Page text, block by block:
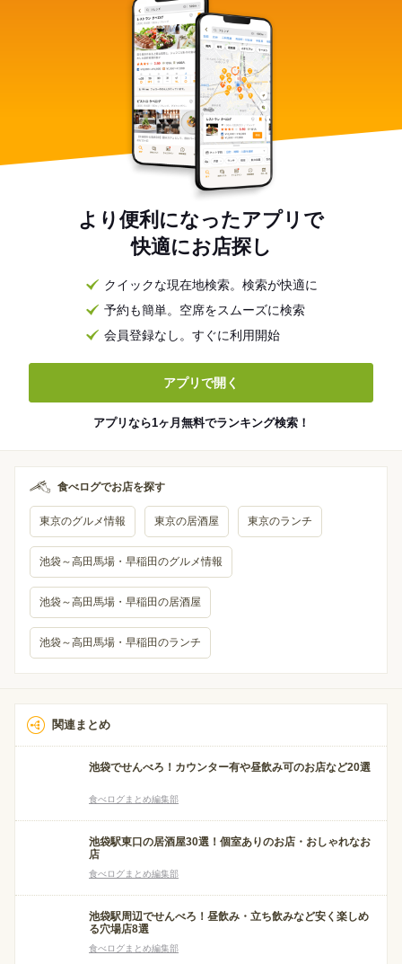
より便利になったアプリで
快適にお店探し
クイックな現在地検索。検索が快適に
予約も簡単。空席をスムーズに検索
会員登録なし。すぐに利用開始
アプリで開く
アプリなら1ヶ月無料でランキング検索！
食べログでお店を探す
東京のグルメ情報 東京の居酒屋 東京のランチ
池袋～高田馬場・早稲田のグルメ情報
池袋～高田馬場・早稲田の居酒屋
池袋～高田馬場・早稲田のランチ
関連まとめ
池袋でせんべろ！カウンター有や昼飲み可のお店など20選
食べログまとめ編集部
池袋駅東口の居酒屋30選！個室ありのお店・おしゃれなお
店
食べログまとめ編集部
池袋駅周辺でせんべろ！昼飲み・立ち飲みなど安く楽しめ
る穴場店8選
食べログまとめ編集部